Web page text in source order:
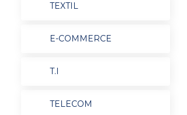
TEXTIL
E-COMMERCE
T.I
TELECOM